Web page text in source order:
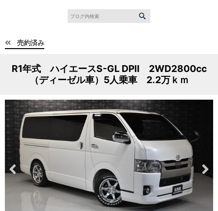
売約済み
R1年式 ハイエースS-GL DPⅡ 2WD2800cc
（ディーゼル車）5人乗車 2.2万ｋｍ